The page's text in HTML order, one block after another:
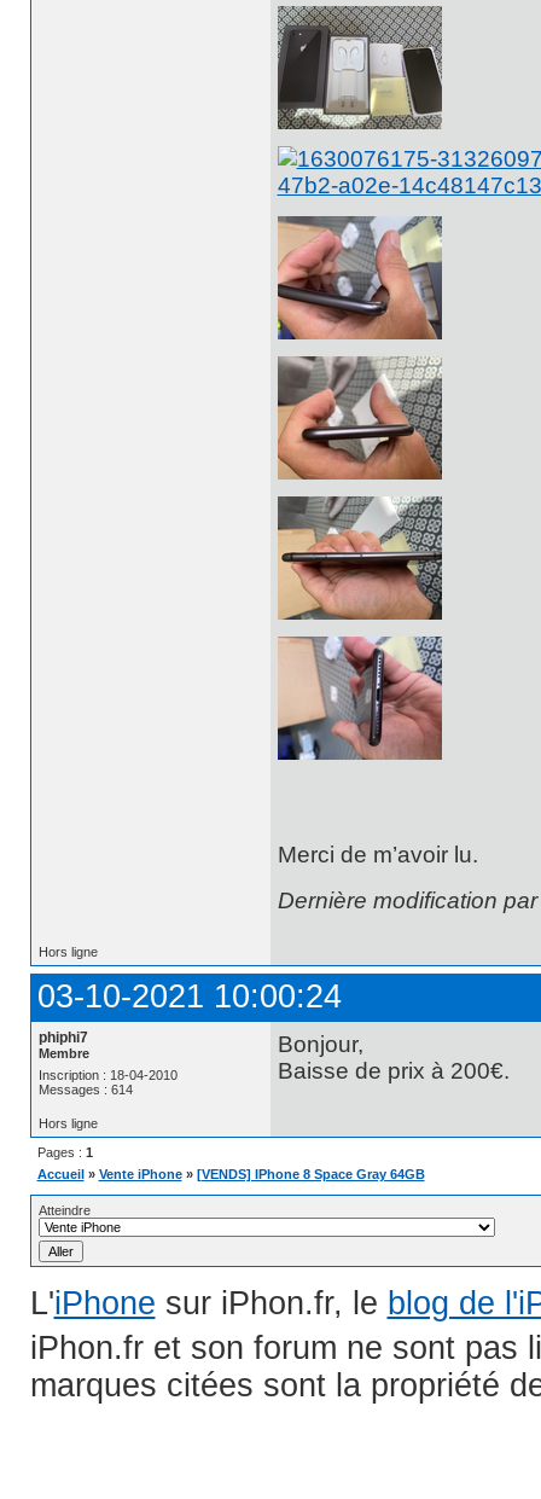
Merci de m’avoir lu.
Dernière modification
Hors ligne
03-10-2021 10:00:24
phiphi7
Membre
Inscription : 18-04-2010
Messages : 614
Bonjour,
Baisse de prix à 200€.
Hors ligne
Pages : 1
Accueil » Vente iPhone » [VENDS] IPhone 8 Space Gray 64GB
Atteindre
L'iPhone sur iPhon.fr, le blog de
iPhon.fr et son forum ne sont pas
marques citées sont la propriété